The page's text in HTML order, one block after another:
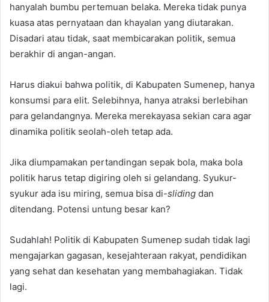
hanyalah bumbu pertemuan belaka. Mereka tidak punya
kuasa atas pernyataan dan khayalan yang diutarakan.
Disadari atau tidak, saat membicarakan politik, semua
berakhir di angan-angan.
Harus diakui bahwa politik, di Kabupaten Sumenep, hanya
konsumsi para elit. Selebihnya, hanya atraksi berlebihan
para gelandangnya. Mereka merekayasa sekian cara agar
dinamika politik seolah-oleh tetap ada.
Jika diumpamakan pertandingan sepak bola, maka bola
politik harus tetap digiring oleh si gelandang. Syukur-
syukur ada isu miring, semua bisa di-sliding dan
ditendang. Potensi untung besar kan?
Sudahlah! Politik di Kabupaten Sumenep sudah tidak lagi
mengajarkan gagasan, kesejahteraan rakyat, pendidikan
yang sehat dan kesehatan yang membahagiakan. Tidak
lagi.